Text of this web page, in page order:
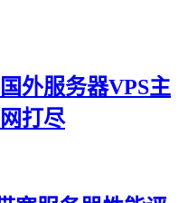
外服务器VPS主
打尽